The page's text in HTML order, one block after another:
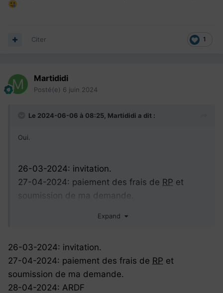
1
Citer
Martididi
Posté(e) 6 juin 2024
Le 2024-06-06 à 08:25, Martididi a dit :
Oui.
26-03-2024: invitation.
27-04-2024: paiement des frais de RP et
soumission de ma demande.
05-06-2024 à 14h: GU
TCF originaux (mon épouse et moi)
05-06-2024 à 21h: envoie des documents
demandés (tcf originaux
Expand
26-03-2024: invitation.
27-04-2024: paiement des frais de RP et
soumission de ma demande.
28-04-2024: ARDF